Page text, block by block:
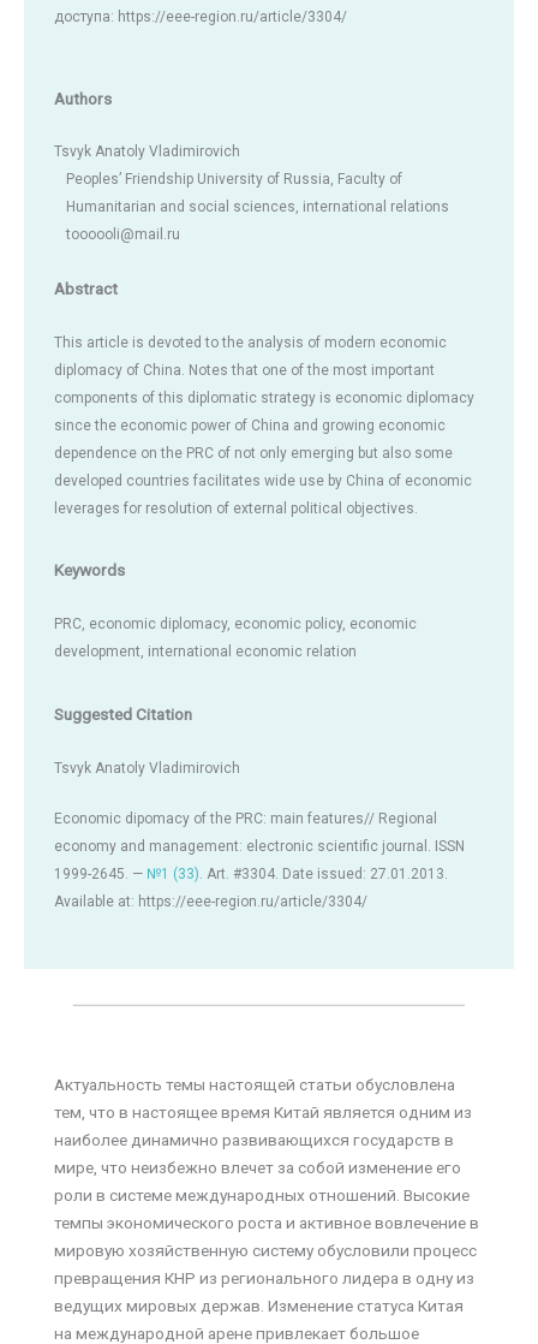
доступа: https://eee-region.ru/article/3304/
Authors
Tsvyk Anatoly Vladimirovich
Peoples’ Friendship University of Russia, Faculty of
Humanitarian and social sciences, international relations
toooooli@mail.ru
Abstract
This article is devoted to the analysis of modern economic
diplomacy of China. Notes that one of the most important
components of this diplomatic strategy is economic diplomacy
since the economic power of China and growing economic
dependence on the PRC of not only emerging but also some
developed countries facilitates wide use by China of economic
leverages for resolution of external political objectives.
Keywords
PRC, economic diplomacy, economic policy, economic
development, international economic relation
Suggested Citation
Tsvyk Anatoly Vladimirovich
Economic dipomacy of the PRC: main features// Regional
economy and management: electronic scientific journal. ISSN
1999-2645. — №1 (33) . Art. #3304. Date issued: 27.01.2013.
Available at: https://eee-region.ru/article/3304/
Актуальность темы настоящей статьи обусловлена
тем, что в настоящее время Китай является одним из
наиболее динамично развивающихся государств в
мире, что неизбежно влечет за собой изменение его
роли в системе международных отношений. Высокие
темпы экономического роста и активное вовлечение в
мировую хозяйственную систему обусловили процесс
превращения КНР из регионального лидера в одну из
ведущих мировых держав. Изменение статуса Китая
на международной арене привлекает большое